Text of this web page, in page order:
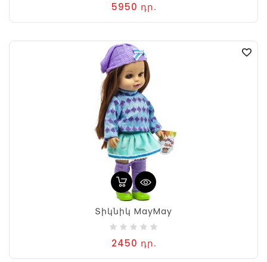
5950 դր.
Տիկնիկ MayMay
2450 դր.